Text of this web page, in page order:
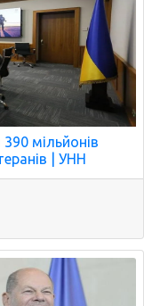
мільйонів
| УНН